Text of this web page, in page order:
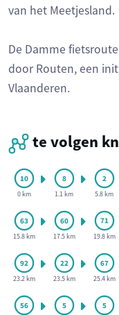
van het Meetjesland.
De Damme
door Routen, een
Vlaanderen.
te volgen
0 km 1.1 km 5.8 km
15.8 km 17.5 km 19.8 km
23.2 km 23.5 km 25.4 km